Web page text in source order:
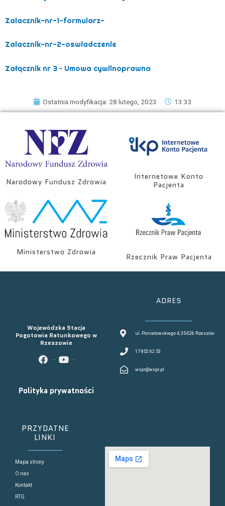
Zalacznik-nr-1-formularz-
Zalacznik-nr-2-oswiadczenie
Załącznik nr 3 – Umowa cywilnoprawna
Ostatnia modyfikacja: 28 lutego, 2023 13:33
Narodowy Fundusz Zdrowia
Internetowe Konto
Pacjenta
Ministerstwo Zdrowia
Rzecznik Praw Pacjenta
Wojewódzka Stacja
Pogotowia Ratunkowego w
Rzeszowie
Polityka prywatności
ADRES
ul. Poniatowskiego 4, 35-026 Rzeszów
17 852 62 53
wspr@wspr.pl
PRZYDATNE
LINKI
Mapa strony
O nas
Kontakt
RTG